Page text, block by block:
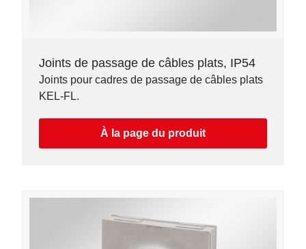
Joints de passage de câbles plats, IP54
Joints pour cadres de passage de câbles plats
KEL-FL.
À la page du produit